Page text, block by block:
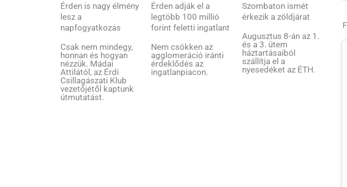
Érden is nagy élmény
lesz a
napfogyatkozás
Csak nem mindegy,
honnan és hogyan
nézzük. Mádai
Attilától, az Érdi
Csillagászati Klub
vezetőjétől kaptunk
útmutatást.
Érden adják el a
legtöbb 100 millió
forint feletti ingatlant
Nem csökken az
agglomeráció iránti
érdeklődés az
ingatlanpiacon.
Szombaton ismét
érkezik a zöldjárat
Augusztus 8-án az 1.
és a 3. ütem
háztartásaiból
szállítja el a
nyesedéket az ÉTH.